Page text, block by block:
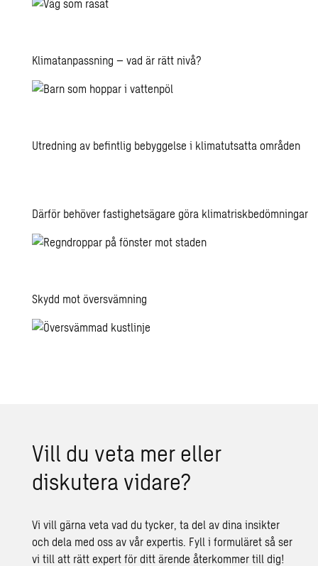
Klimatanpassning – vad är rätt nivå?
Utredning av befintlig bebyggelse i klimatutsatta områden
Därför behöver fastighetsägare göra klimatriskbedömningar
Skydd mot översvämning
Vill du veta mer eller
diskutera vidare?
Vi vill gärna veta vad du tycker, ta del av dina insikter
och dela med oss av vår expertis. Fyll i formuläret så ser
vi till att rätt expert för ditt ärende återkommer till dig!